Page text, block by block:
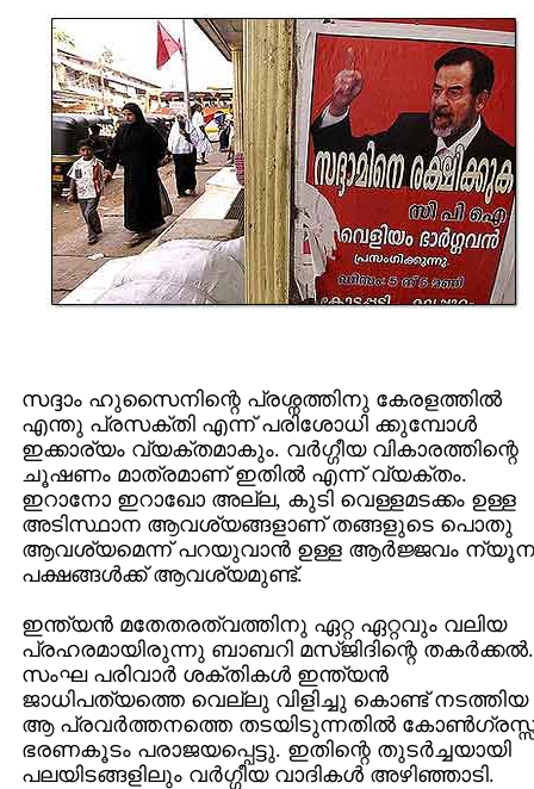
സദ്ദാം ഹുസൈനിന്റെ പ്രശ്നത്തിനു കേരളത്തില്‍
എന്തു പ്രസക്തി എന്ന് പരിശോധി ക്കുമ്പോള്‍
ഇക്കാര്യം വ്യക്തമാകും. വര്‍ഗ്ഗീയ വികാരത്തിന്റെ
ചൂഷണം മാത്രമാണ്‌ ഇതില്‍ എന്ന് വ്യക്തം.
ഇറാനോ ഇറാഖോ അല്ല, കുടി വെള്ളമടക്കം ഉള്ള
അടിസ്ഥാന ആവശ്യങ്ങളാണ്‌ തങ്ങളുടെ പൊതു
ആവശ്യമെന്ന് പറയുവാന്‍ ഉള്ള ആര്‍ജ്ജവം ന്യൂന
പക്ഷങ്ങള്‍ക്ക്‌ ആവശ്യമുണ്ട്‌.
ഇന്ത്യന്‍ മതേതരത്വത്തിനു ഏറ്റ ഏറ്റവും വലിയ
പ്രഹരമായിരുന്നു ബാബറി മസ്ജിദിന്റെ തകര്‍ക്കല്‍.
സംഘ പരിവാര്‍ ശക്തികള്‍ ഇന്ത്യന്‍
ജാധിപത്യത്തെ വെല്ലു വിളിച്ചു കൊണ്ട്‌ നടത്തിയ
ആ പ്രവര്‍ത്തനത്തെ തടയിടുന്നതില്‍
ഭരണകൂടം പരാജയപ്പെട്ടു. ഇതിന്റെ തുടര്‍ച്ചയായി
പലയിടങ്ങളിലും വര്‍ഗ്ഗീയ വാദികള്‍ അഴിഞ്ഞാടി.